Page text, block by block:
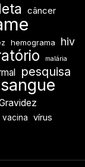
câncer
hemograma
hiv
malária
pesquisa
sangue
vacina vírus